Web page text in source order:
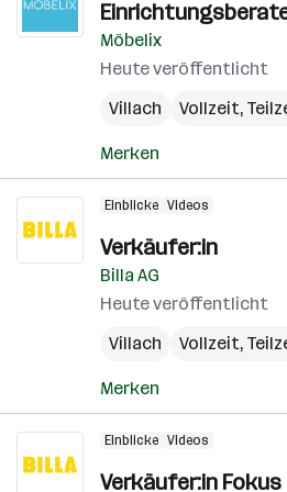
Möbelix
Heute veröffentlicht
Villach
Vollzeit,
Merken
Einblicke Videos
Verkäufer:in
Billa AG
Heute veröffentlicht
Villach
Vollzeit,
Merken
Einblicke Videos
Verkäufer:in